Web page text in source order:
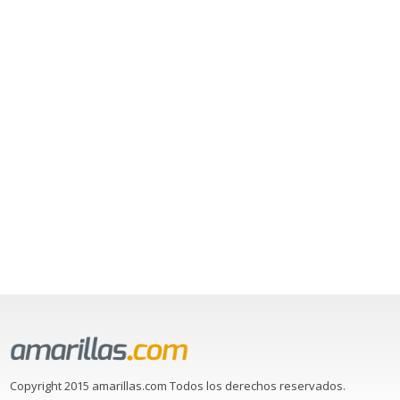
Copyright 2015 amarillas.com Todos los derechos reservados.